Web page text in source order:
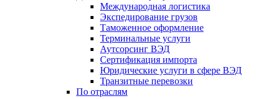
Международная логистика
Экспедирование грузов
Таможенное оформление
Терминальные услуги
Аутсорсинг ВЭД
Сертификация импорта
Юридические услуги в сфере ВЭД
Транзитные перевозки
По отраслям